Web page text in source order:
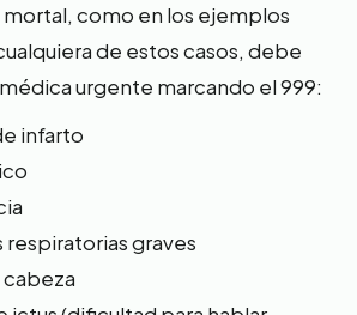
como en los ejemplos
de estos casos, debe
urgente marcando el 999:
infarto
graves
cabeza